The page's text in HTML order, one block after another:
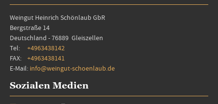
Weingut Heinrich Schönlaub GbR
Bergstraße 14
Deutschland - 76889 Gleiszellen
Tel: +4963438142
FAX: +4963438141
E-Mail: info@weingut-schoenlaub.de
Sozialen Medien